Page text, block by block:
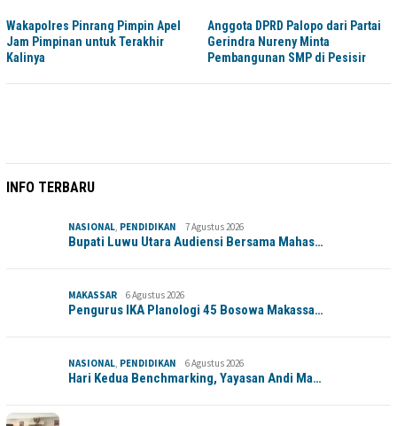
Wakapolres Pinrang Pimpin Apel
Jam Pimpinan untuk Terakhir
Kalinya
Anggota DPRD Palopo dari Partai
Gerindra Nureny Minta
Pembangunan SMP di Pesisir
INFO TERBARU
NASIONAL, PENDIDIKAN 7 Agustus 2026
Bupati Luwu Utara Audiensi Bersama Mahas…
MAKASSAR 6 Agustus 2026
Pengurus IKA Planologi 45 Bosowa Makassa…
NASIONAL, PENDIDIKAN 6 Agustus 2026
Hari Kedua Benchmarking, Yayasan Andi Ma…